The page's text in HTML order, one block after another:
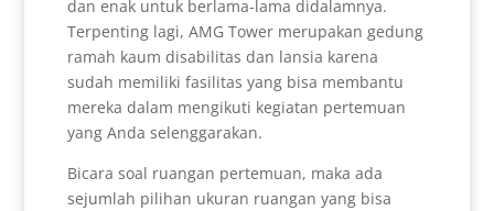
dan enak untuk berlama-lama didalamnya.
Terpenting lagi, AMG Tower merupakan gedung
ramah kaum disabilitas dan lansia karena
sudah memiliki fasilitas yang bisa membantu
mereka dalam mengikuti kegiatan pertemuan
yang Anda selenggarakan.
Bicara soal ruangan pertemuan, maka ada
sejumlah pilihan ukuran ruangan yang bisa